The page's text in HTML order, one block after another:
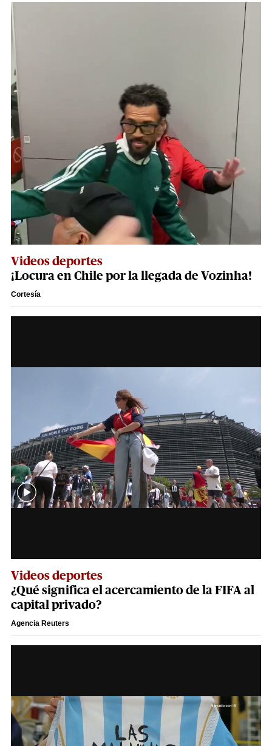
Videos deportes
¡Locura en Chile por la llegada de Vozinha!
Cortesía
Videos deportes
¿Qué significa el acercamiento de la FIFA al
capital privado?
Agencia Reuters